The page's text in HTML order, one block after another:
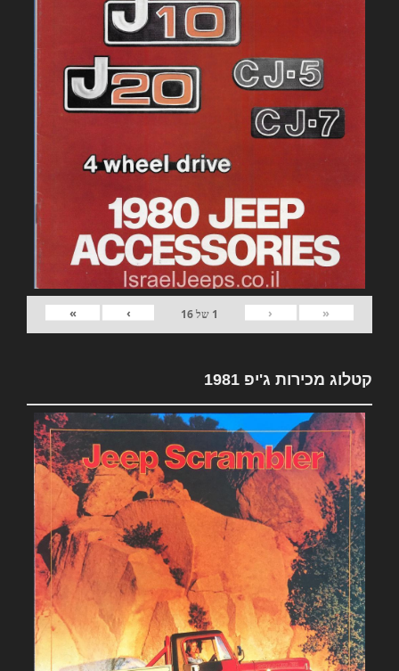
«
‹
1 של16
›
»
קטלוג מכירות ג'יפ 1981